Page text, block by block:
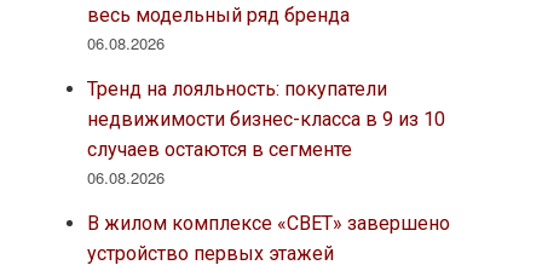
весь модельный ряд бренда
06.08.2026
Тренд на лояльность: покупатели
недвижимости бизнес-класса в 9 из 10
случаев остаются в сегменте
06.08.2026
В жилом комплексе «СВЕТ» завершено
устройство первых этажей